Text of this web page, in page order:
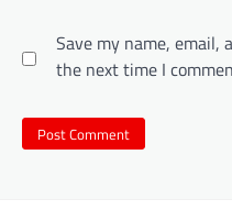
Save my name, email,
the next time I